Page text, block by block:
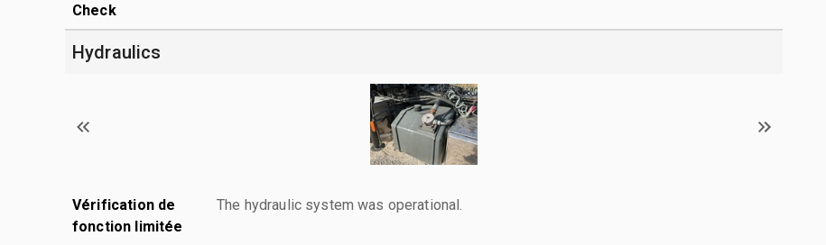
Check
Hydraulics
Vérification de
fonction limitée
The hydraulic system was operational.